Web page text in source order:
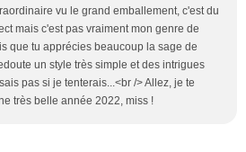
vu le grand emballement, c'est du
mais c'est pas vraiment mon genre de
que tu apprécies beaucoup la sage de
un style très simple et des intrigues
pas si je tenterais...<br /> Allez, je te
très belle année 2022, miss !